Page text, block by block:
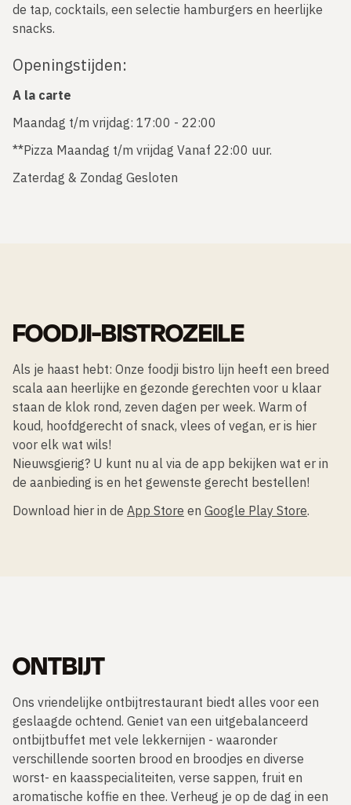
de tap, cocktails, een selectie hamburgers en heerlijke
snacks.
Openingstijden:
A la carte
Maandag t/m vrijdag: 17:00 - 22:00
**Pizza Maandag t/m vrijdag Vanaf 22:00 uur.
Zaterdag & Zondag Gesloten
FOODJI-BISTROZEILE
Als je haast hebt: Onze foodji bistro lijn heeft een breed
scala aan heerlijke en gezonde gerechten voor u klaar
staan de klok rond, zeven dagen per week. Warm of
koud, hoofdgerecht of snack, vlees of vegan, er is hier
voor elk wat wils!
Nieuwsgierig? U kunt nu al via de app bekijken wat er in
de aanbieding is en het gewenste gerecht bestellen!
Download hier in de App Store en Google Play Store.
ONTBIJT
Ons vriendelijke ontbijtrestaurant biedt alles voor een
geslaagde ochtend. Geniet van een uitgebalanceerd
ontbijtbuffet met vele lekkernijen - waaronder
verschillende soorten brood en broodjes en diverse
worst- en kaasspecialiteiten, verse sappen, fruit en
aromatische koffie en thee. Verheug je op de dag in een